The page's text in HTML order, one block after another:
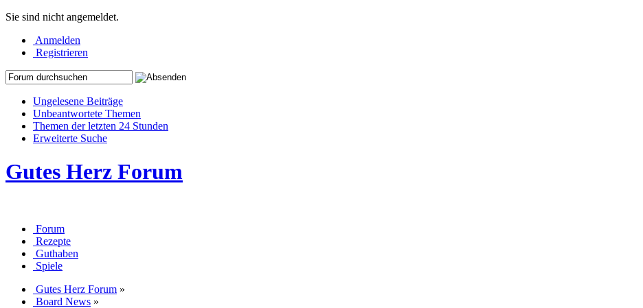
Sie sind nicht angemeldet.
Anmelden
Registrieren
Ungelesene Beiträge
Unbeantwortete Themen
Themen der letzten 24 Stunden
Erweiterte Suche
Gutes Herz Forum
Forum
Rezepte
Guthaben
Spiele
Gutes Herz Forum »
Board News »